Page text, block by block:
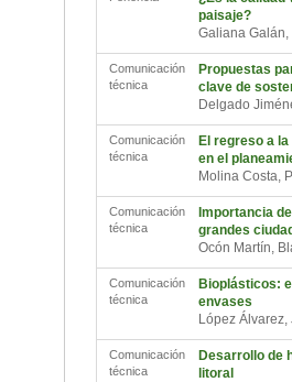
paisaje?
Galiana
Comunicación
técnica
Propuestas
clave de
Delgado
Comunicación
técnica
El regreso a
en el
Molina Costa,
Comunicación
técnica
Importancia
grandes
Ocón Martín,
Comunicación
técnica
Bioplásticos:
envases
López
Comunicación
técnica
Desarrollo de
litoral